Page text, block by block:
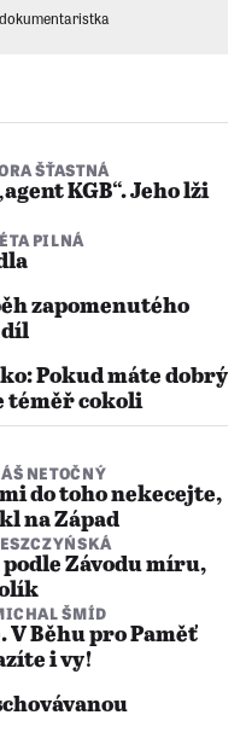
ŠŤASTNÁ
KGB“. Jeho lži
PILNÁ
zapomenutého
díl
Pokud máte dobrý
téměř cokoli
NETOČNÝ
do toho nekecejte,
na Západ
podle Závodu míru,
ŠMÍD
V Běhu pro Paměť
i vy!